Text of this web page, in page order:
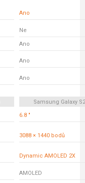
Ano
Ne
Ano
Ano
Ano
Samsung Galaxy
6.8 "
3088 × 1440 bodů
Dynamic AMOLED 2X
AMOLED